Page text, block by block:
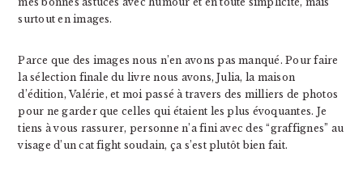
surtout en images.
Parce que des images nous n’en avons pas manqué. Pour faire
la sélection finale du livre nous avons, Julia, la maison
d’édition, Valérie, et moi passé à travers des milliers de photos
pour ne garder que celles qui étaient les plus évoquantes. Je
tiens à vous rassurer, personne n’a fini avec des “graffignes” au
visage d’un cat fight soudain, ça s’est plutôt bien fait.